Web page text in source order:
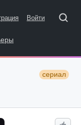
Войти
сериал